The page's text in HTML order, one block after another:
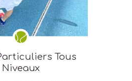
Tous
Niveaux